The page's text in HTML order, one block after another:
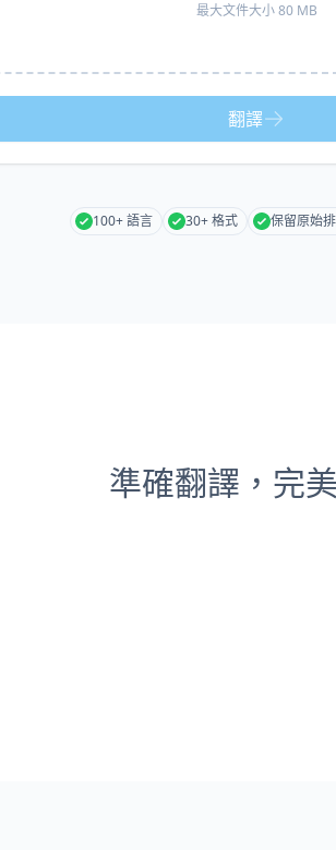
最大文件大小 80 MB
翻譯
100+ 語言 30+ 格式 保留原始
準確翻譯，完